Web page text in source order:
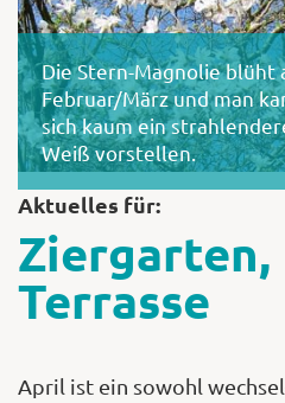
Die Stern-Magnolie blüht
Februar/März und man
sich kaum ein
Weiß vorstellen.
Aktuelles für:
Ziergarten,
Terrasse
April ist ein sowohl